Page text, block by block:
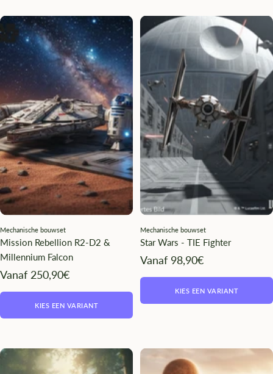
Mechanische bouwset
Mission Rebellion R2-D2 &
Millennium Falcon
Angebotspreis
Vanaf 250,90€
KIES EEN VARIANT
Mechanische bouwset
Star Wars - TIE Fighter
Angebotspreis
Vanaf 98,90€
KIES EEN VARIANT